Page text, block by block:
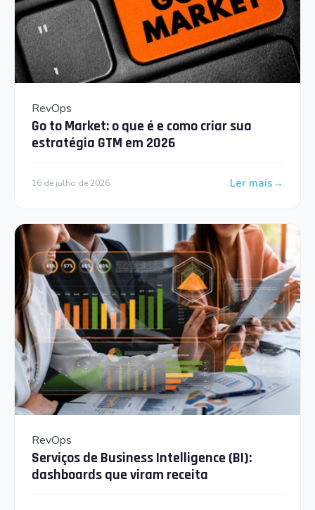
RevOps
Go to Market: o que é e como criar sua
estratégia GTM em 2026
16 de julho de 2026 Ler mais
: Go to Market:
RevOps
Serviços de Business Intelligence (BI):
dashboards que viram receita